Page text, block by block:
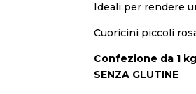
Ideali per rendere
Cuoricini piccoli
Confezione da 1 kg
SENZA GLUTINE